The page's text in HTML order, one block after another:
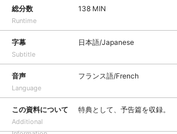
総分数
Runtime
138 MIN
字幕
Subtitle
日本語/Japanese
音声
Language
フランス語/French
この資料について
Additional
特典として、予告篇を収録。